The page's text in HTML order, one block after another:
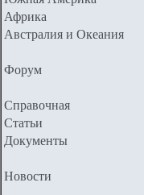
Африка
Австралия и Океания
Форум
Справочная
Статьи
Документы
Новости